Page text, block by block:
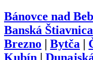
Bánovce nad
Banská Štiavnica
Brezno
Bytča